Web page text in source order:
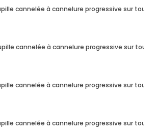
cannelée à cannelure progressive sur toute
cannelée à cannelure progressive sur toute
cannelée à cannelure progressive sur toute
cannelée à cannelure progressive sur toute